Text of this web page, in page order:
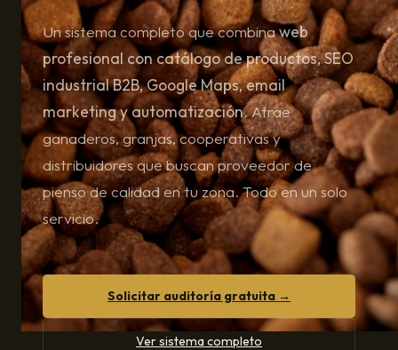
Un sistema completo que combinaweb
profesional con catálogo de productos, SEO
industrial B2B, Google Maps, email
marketing y automatización. Atrae
ganaderos, granjas, cooperativas y
distribuidores que buscan proveedor de
pienso de calidad en tu zona. Todo en un solo
servicio.
Solicitar auditoría gratuita →
Ver sistema completo